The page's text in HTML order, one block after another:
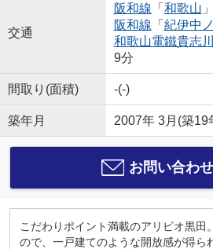
交通
阪和線 「 和歌山
阪和線 「 紀伊中
和歌山電鐵貴志
9分
間取り(面積) -(-)
築年月 2007年 3月(築19
お問い合わ
こだわりポイント満載のアリビオ黒田
ので、一戸建てのような開放感が得ら